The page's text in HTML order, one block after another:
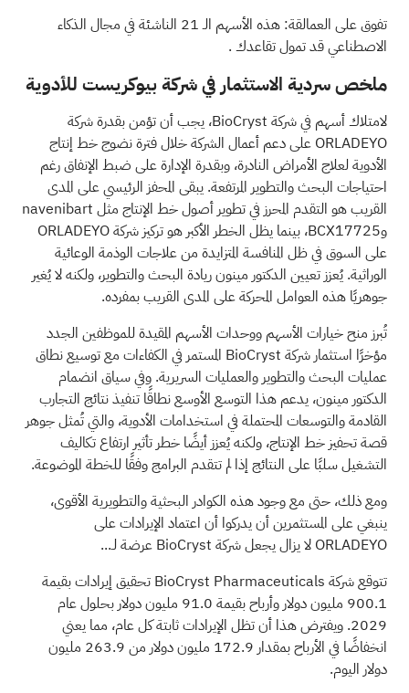
تفوق على العمالقة: هذه
الأسهم الـ 21 الناشئة في مجال الذكاء
الاصطناعي قد تمول تقاعدك.
ملخص سردية الاستثمار في شركة بيوكريست للأدوية
لامتلاك أسهم في شركة BioCryst، يجب أن تؤمن بقدرة شركة
ORLADEYO على دعم أعمال الشركة خلال فترة نضوج خط إنتاج
الأدوية لعلاج الأمراض النادرة، وبقدرة الإدارة على ضبط الإنفاق رغم
احتياجات البحث والتطوير المرتفعة. يبقى المحفز الرئيسي على المدى
القريب هو التقدم المحرز في تطوير أصول خط الإنتاج مثل navenibart
وBCX17725، بينما يظل الخطر الأكبر هو تركيز شركة ORLADEYO
على السوق في ظل المنافسة المتزايدة من علاجات الوذمة الوعائية
الوراثية. يُعزز تعيين الدكتور مينون ريادة البحث والتطوير، ولكنه لا يُغير
جوهريًا هذه العوامل المحركة على المدى القريب بمفرده.
تُبرز منح خيارات الأسهم ووحدات الأسهم المقيدة للموظفين الجدد
مؤخرًا استثمار شركة BioCryst المستمر في الكفاءات مع توسيع نطاق
عمليات البحث والتطوير والعمليات السريرية. وفي سياق انضمام
الدكتور مينون، يدعم هذا التوسع الأوسع نطاقًا تنفيذ نتائج التجارب
القادمة والتوسعات المحتملة في استخدامات الأدوية، والتي تُمثل جوهر
قصة تحفيز خط الإنتاج، ولكنه يُعزز أيضًا خطر تأثير ارتفاع تكاليف
التشغيل سلبًا على النتائج إذا لم تتقدم البرامج وفقًا للخطة الموضوعة.
ومع ذلك، حتى مع وجود هذه الكوادر البحثية والتطويرية الأقوى،
ينبغي على المستثمرين أن يدركوا أن اعتماد الإيرادات على
ORLADEYO لا يزال يجعل شركة BioCryst عرضة لـ...
تتوقع شركة BioCryst Pharmaceuticals تحقيق إيرادات بقيمة
900.1 مليون دولار وأرباح بقيمة 91.0 مليون دولار بحلول عام
2029. ويفترض هذا أن تظل الإيرادات ثابتة كل عام، مما يعني
انخفاضًا في الأرباح بمقدار 172.9 مليون دولار من 263.9 مليون
دولار اليوم.